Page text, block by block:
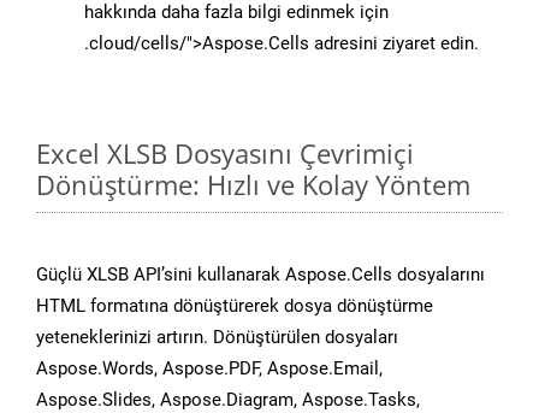
hakkında daha fazla bilgi edinmek için
.cloud/cells/">Aspose.Cells adresini ziyaret edin.
Excel XLSB Dosyasını Çevrimiçi
Dönüştürme: Hızlı ve Kolay Yöntem
Güçlü XLSB API’sini kullanarak Aspose.Cells dosyalarını
HTML formatına dönüştürerek dosya dönüştürme
yeteneklerinizi artırın. Dönüştürülen dosyaları
Aspose.Words, Aspose.PDF, Aspose.Email,
Aspose.Slides, Aspose.Diagram, Aspose.Tasks,